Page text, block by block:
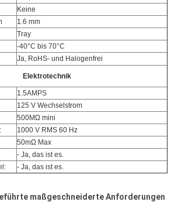
Keine
1.6 mm
Tray
-40°C bis 70°C
Ja, RoHS- und Halogenfrei
Elektrotechnik
1.5AMPS
125 V Wechselstrom
500MΩ mini
1000 V RMS 60 Hz
50mΩ Max
- Ja, das ist es.
- Ja, das ist es.
maßgeschneiderte Anforderungen